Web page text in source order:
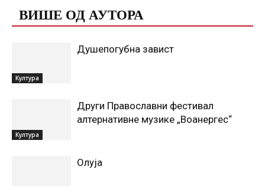
ВИШЕ ОД АУТОРА
Култура
Душепогубна завист
Култура
Други Православни фестивал
алтернативне музике „Воанергес“
Олуја